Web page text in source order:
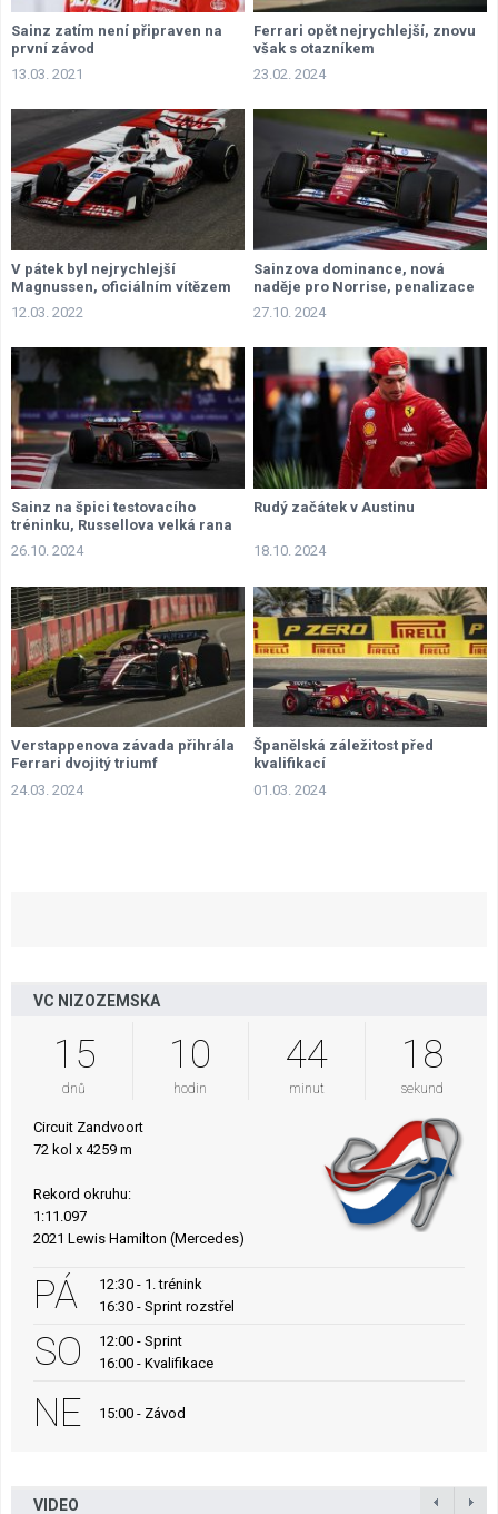
Sainz zatím není připraven na
první závod
13.03. 2021
Ferrari opět nejrychlejší, znovu
však s otazníkem
23.02. 2024
V pátek byl nejrychlejší
Magnussen, oficiálním vítězem
se ale stal Sainz
12.03. 2022
Sainzova dominance, nová
naděje pro Norrise, penalizace
pro Verstappena
27.10. 2024
Sainz na špici testovacího
tréninku, Russellova velká rana
26.10. 2024
Rudý začátek v Austinu
18.10. 2024
Verstappenova závada přihrála
Ferrari dvojitý triumf
24.03. 2024
Španělská záležitost před
kvalifikací
01.03. 2024
VC NIZOZEMSKA
15
dnů
10
hodin
44
minut
17
sekund
Circuit Zandvoort
72 kol x 4259 m
Rekord okruhu:
1:11.097
2021 Lewis Hamilton (Mercedes)
PÁ
12:30 - 1. trénink
16:30 - Sprint rozstřel
SO
12:00 - Sprint
16:00 - Kvalifikace
NE 15:00 - Závod
VIDEO